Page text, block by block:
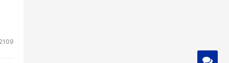
2109